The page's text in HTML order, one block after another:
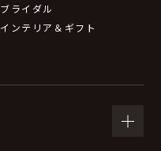
ブライダル
インテリア＆ギフト